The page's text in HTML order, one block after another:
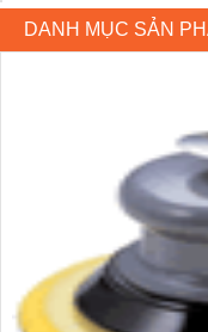
DANH MỤC SẢN